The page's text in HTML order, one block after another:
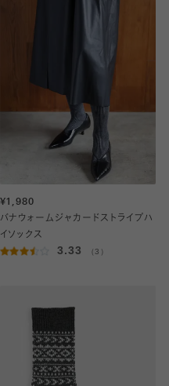
¥1,980
バナウォームジャカードストライプハ
イソックス
3.33 （3）